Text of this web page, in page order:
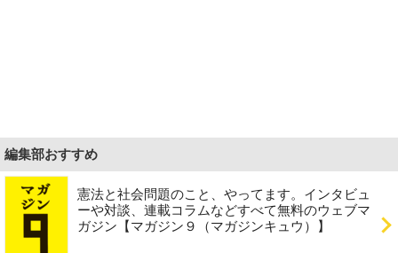
編集部おすすめ
憲法と社会問題のこと、やってます。インタビュ
ーや対談、連載コラムなどすべて無料のウェブマ
ガジン【マガジン９（マガジンキュウ）】